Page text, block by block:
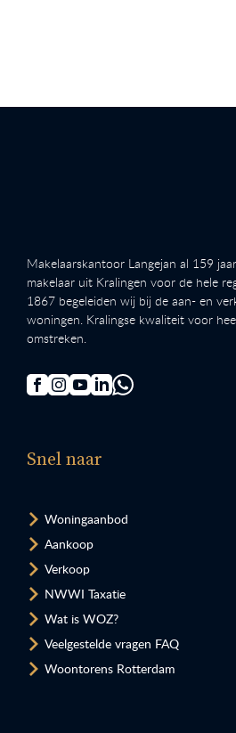
Makelaarskantoor Langejan al 159
makelaar uit Kralingen voor de hele
1867 begeleiden wij bij de aan- en
woningen. Kralingse kwaliteit voor
omstreken.
Snel naar
Woningaanbod
Aankoop
Verkoop
NWWI Taxatie
Wat is WOZ?
Veelgestelde vragen FAQ
Woontorens Rotterdam